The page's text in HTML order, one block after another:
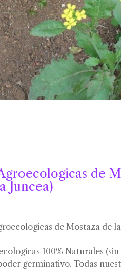
de
Juncea)
de Mostaza de
100% Naturales
germinativo. Todas